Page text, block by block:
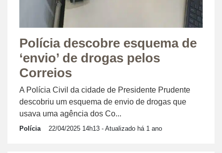
Polícia descobre esquema de
‘envio’ de drogas pelos
Correios
A Polícia Civil da cidade de Presidente Prudente
descobriu um esquema de envio de drogas que
usava uma agência dos Co...
Polícia 22/04/2025 14h13 - Atualizado há 1 ano